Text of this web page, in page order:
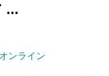
...
ンライン